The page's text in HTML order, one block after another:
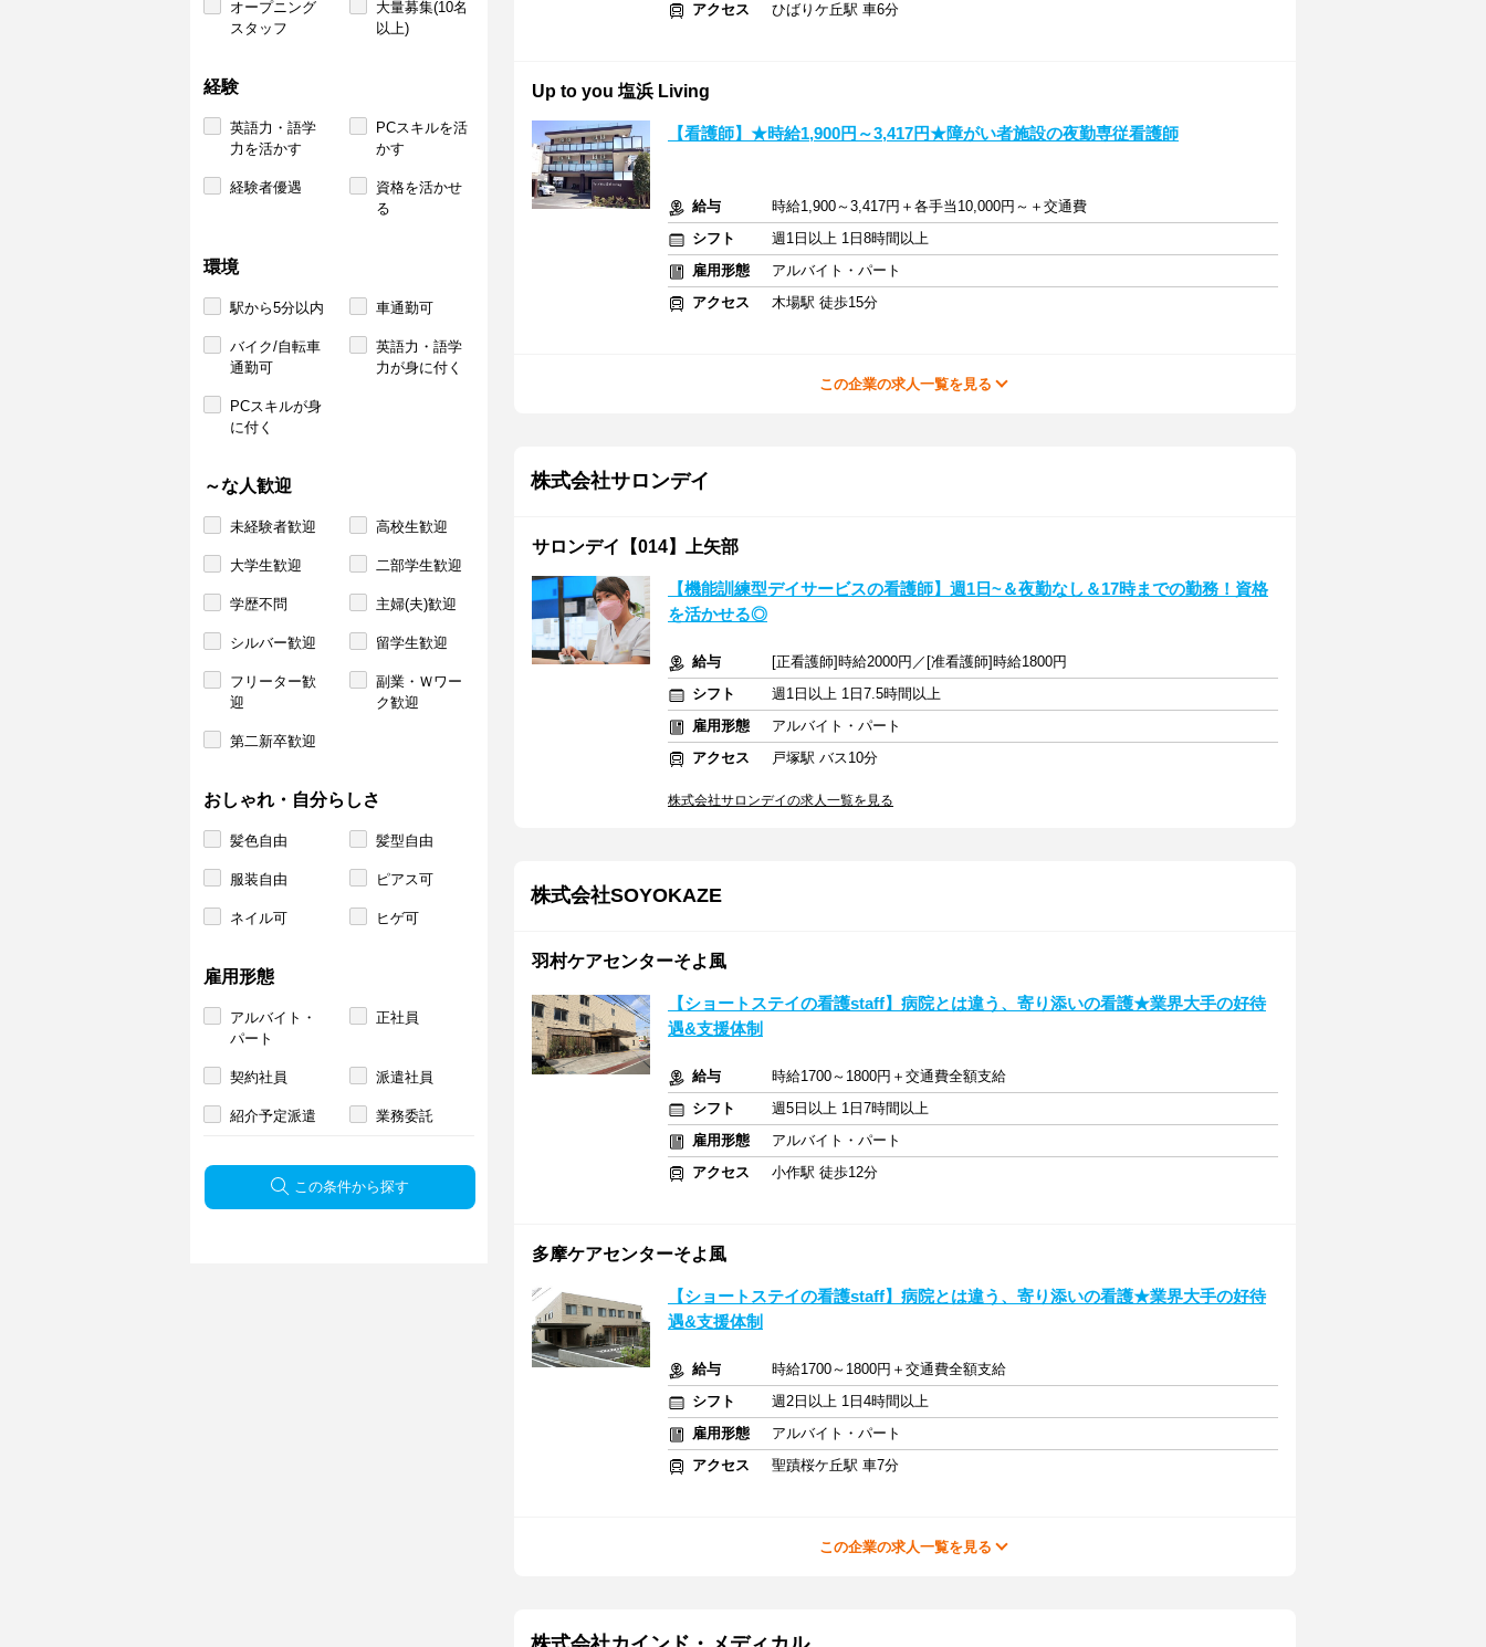
オープニング
スタッフ
大量募集(10名
以上)
経験
英語力・語学
力を活かす
PCスキルを活
かす
経験者優遇
資格を活かせ
る
環境
駅から5分以内 車通勤可
バイク/自転車
通勤可
英語力・語学
力が身に付く
PCスキルが身
に付く
～な人歓迎
未経験者歓迎 高校生歓迎
大学生歓迎 二部学生歓迎
学歴不問 主婦(夫)歓迎
シルバー歓迎 留学生歓迎
フリーター歓
迎
副業・Ｗワー
ク歓迎
第二新卒歓迎
おしゃれ・自分らしさ
髪色自由 髪型自由
服装自由 ピアス可
ネイル可 ヒゲ可
雇用形態
アルバイト・
パート
正社員
契約社員 派遣社員
紹介予定派遣 業務委託
この条件から探す
アクセス
ひばりケ丘駅 車6分
Up to you 塩浜 Living
【看護師】★時給1,900円～3,417円★障がい者施設の夜勤専従看護師
給与
時給1,900～3,417円＋各手当10,000円～＋交通費
シフト
週1日以上 1日8時間以上
雇用形態
アルバイト・パート
アクセス
木場駅 徒歩15分
この企業の求人一覧を見る
株式会社サロンデイ
サロンデイ【014】上矢部
【機能訓練型デイサービスの看護師】週1日~＆夜勤なし＆17時までの勤務！資格
を活かせる◎
給与
[正看護師]時給2000円／[准看護師]時給1800円
シフト
週1日以上 1日7.5時間以上
雇用形態
アルバイト・パート
アクセス
戸塚駅 バス10分
株式会社サロンデイの求人一覧を見る
株式会社SOYOKAZE
羽村ケアセンターそよ風
【ショートステイの看護staff】病院とは違う、寄り添いの看護★業界大手の好待
遇&支援体制
給与
時給1700～1800円＋交通費全額支給
シフト
週5日以上 1日7時間以上
雇用形態
アルバイト・パート
アクセス
小作駅 徒歩12分
多摩ケアセンターそよ風
【ショートステイの看護staff】病院とは違う、寄り添いの看護★業界大手の好待
遇&支援体制
給与
時給1700～1800円＋交通費全額支給
シフト
週2日以上 1日4時間以上
雇用形態
アルバイト・パート
アクセス
聖蹟桜ケ丘駅 車7分
この企業の求人一覧を見る